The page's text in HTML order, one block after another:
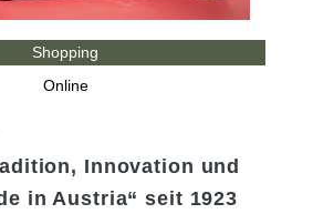
Shopping
Online
Innovation und
in Austria“ seit 1923